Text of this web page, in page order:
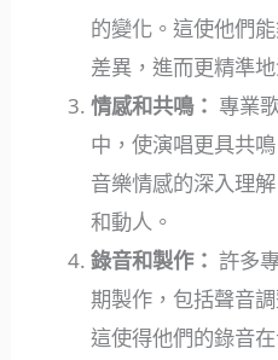
的變化。這使他們
差異，進而更精準
情感和共鳴： 專業
中，使演唱更具共
音樂情感的深入理
和動人。
錄音和製作： 許多
期製作，包括聲音
這使得他們的錄音